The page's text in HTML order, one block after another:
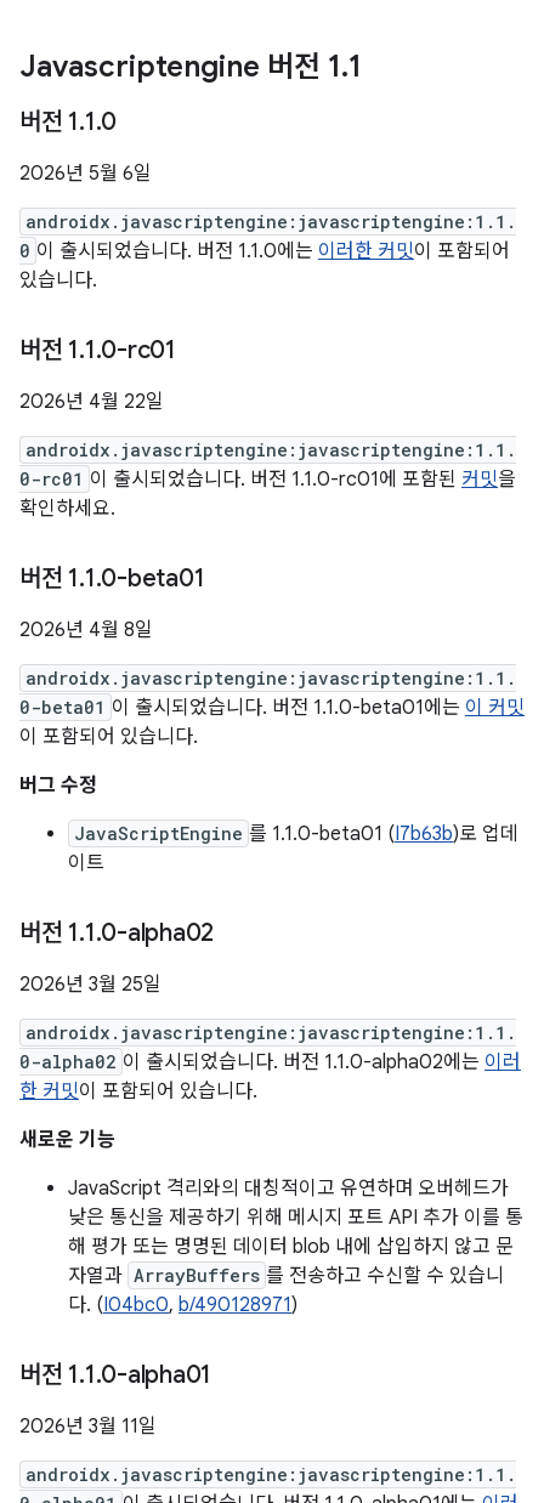
Javascriptengine 버전 1.1
버전 1.1.0
2026년 5월 6일
androidx.javascriptengine:javascriptengine:1.1.
0 이 출시되었습니다. 버전 1.1.0에는 이러한 커밋이 포함되어
있습니다.
버전 1.1.0-rc01
2026년 4월 22일
androidx.javascriptengine:javascriptengine:1.1.
0-rc01 이 출시되었습니다. 버전 1.1.0-rc01에 포함된 커밋을
확인하세요.
버전 1.1.0-beta01
2026년 4월 8일
androidx.javascriptengine:javascriptengine:1.1.
0-beta01 이 출시되었습니다. 버전 1.1.0-beta01에는 이 커밋
이 포함되어 있습니다.
버그 수정
JavaScriptEngine 를 1.1.0-beta01 (I7b63b)로 업데
이트
버전 1.1.0-alpha02
2026년 3월 25일
androidx.javascriptengine:javascriptengine:1.1.
0-alpha02 이 출시되었습니다. 버전 1.1.0-alpha02에는 이러
한 커밋이 포함되어 있습니다.
새로운 기능
JavaScript 격리와의 대칭적이고 유연하며 오버헤드가
낮은 통신을 제공하기 위해 메시지 포트 API 추가 이를 통
해 평가 또는 명명된 데이터 blob 내에 삽입하지 않고 문
자열과 ArrayBuffers 를 전송하고 수신할 수 있습니
다. (I04bc0, b/490128971)
버전 1.1.0-alpha01
2026년 3월 11일
androidx.javascriptengine:javascriptengine:1.1.